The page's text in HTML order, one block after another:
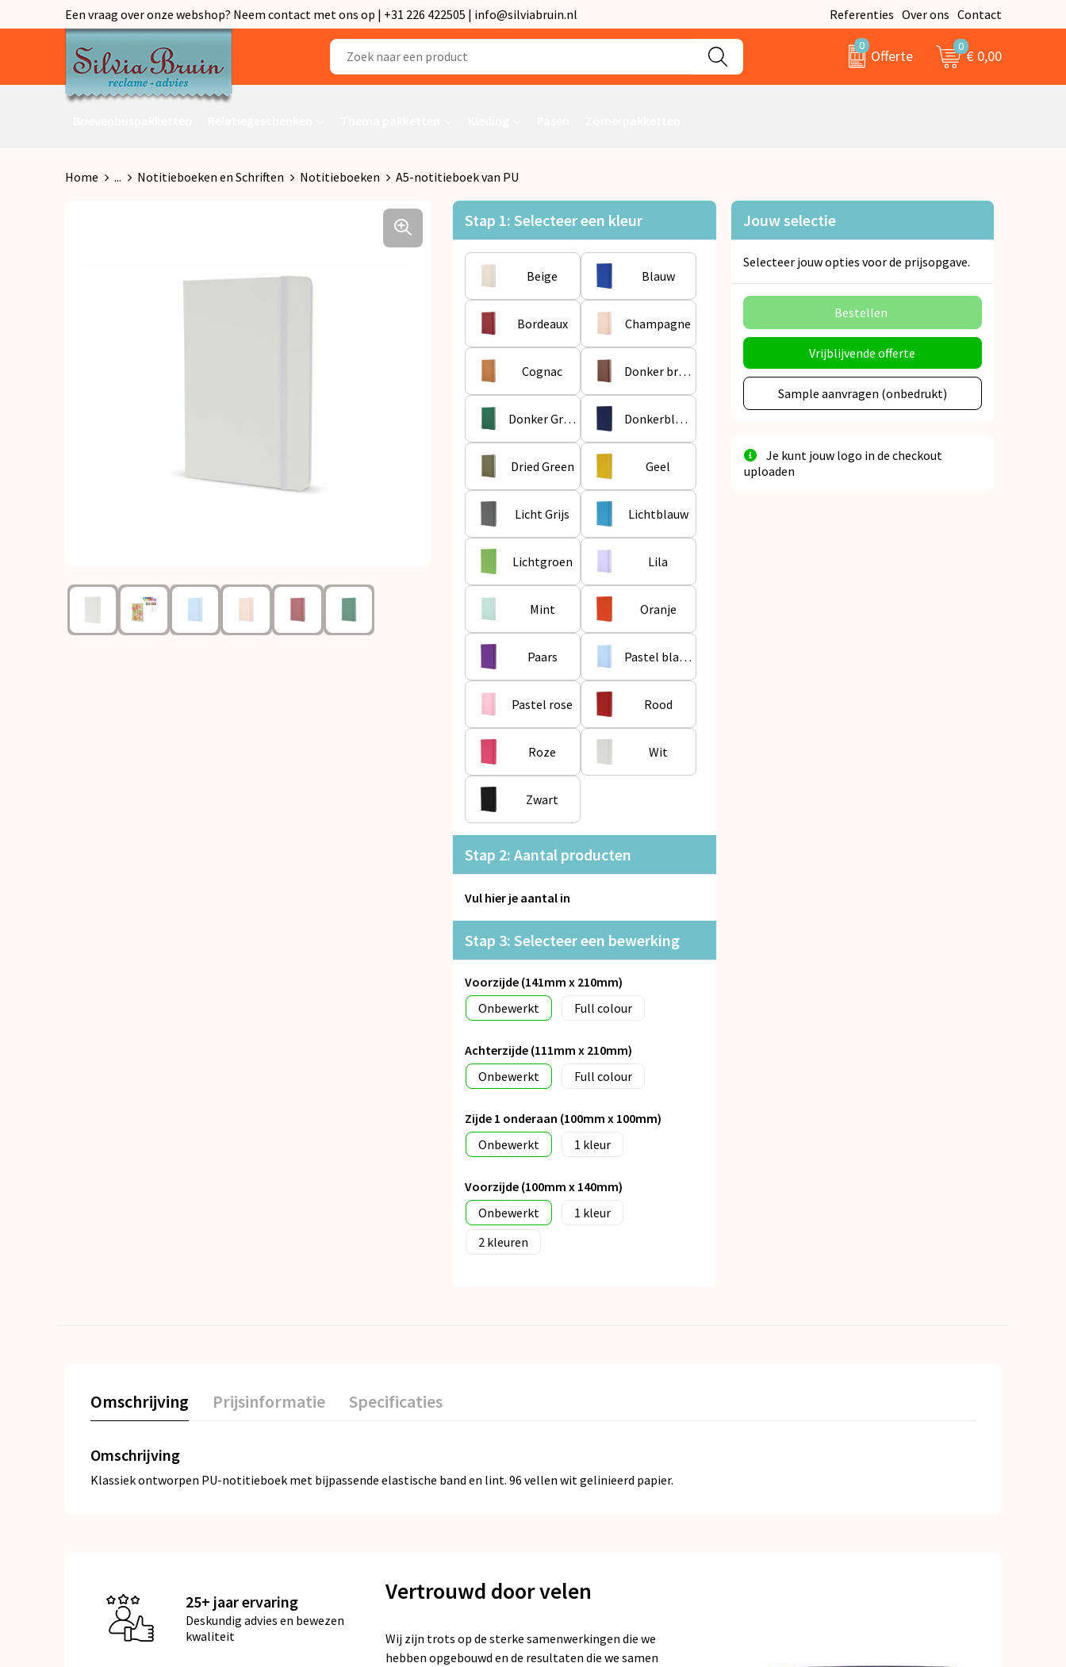
Een vraag over onze webshop? Neem contact met ons op | +31 226 422505 | info@silviabruin.nl Referenties Over ons Contact
0
Offerte
0
€ 0,00
Home ... Notitieboeken en Schriften Notitieboeken A5-notitieboek van PU
Stap 1: Selecteer een kleur
Beige Blauw
Bordeaux Champagne
Cognac Donker bruin
Donker Groen Donkerblauw
Dried Green Geel
Licht Grijs Lichtblauw
Lichtgroen Lila
Mint Oranje
Paars Pastel blauw
Pastel rose Rood
Roze Wit
Zwart
Stap 2: Aantal producten
Vul hier je aantal in
Stap 3: Selecteer een bewerking
Voorzijde (141mm x 210mm)
Onbewerkt
Full colour
Achterzijde (111mm x 210mm)
Onbewerkt
Full colour
Zijde 1 onderaan (100mm x 100mm)
Onbewerkt
1
Voorzijde (100mm x 140mm)
Onbewerkt
1
2
Jouw selectie
Selecteer jouw opties voor de prijsopgave.
Bestellen
Vrijblijvende offerte
Sample aanvragen (onbedrukt)
Je kunt jouw logo in de checkout
uploaden
Omschrijving Prijsinformatie Specificaties
Omschrijving
Klassiek ontworpen PU-notitieboek met bijpassende elastische band en lint. 96 vellen wit gelinieerd papier.
25+ jaar ervaring
Deskundig advies en bewezen
kwaliteit
Vertrouwd door velen
Wij zijn trots op de sterke samenwerkingen die we
hebben opgebouwd en de resultaten die we samen